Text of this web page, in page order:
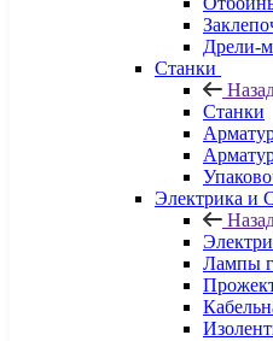
Дрели-
Станки
Станки
Электрика и
Лампы